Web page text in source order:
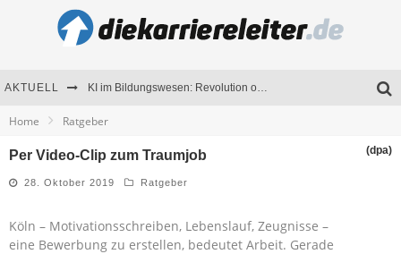
AKTUELL KI im Bildungswesen: Revolution oder Risiko für Schulen und Universitäten?
Home Ratgeber
Per Video-Clip zum Traumjob (dpa)
28. Oktober 2019 Ratgeber
Köln – Motivationsschreiben, Lebenslauf, Zeugnisse –
eine Bewerbung zu erstellen, bedeutet Arbeit. Gerade